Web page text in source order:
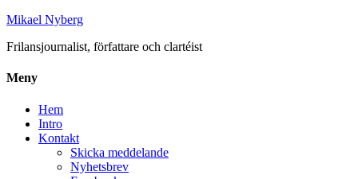
Mikael Nyberg
Frilansjournalist, författare och clartéist
Meny
Hem
Intro
Kontakt
Skicka meddelande
Nyhetsbrev